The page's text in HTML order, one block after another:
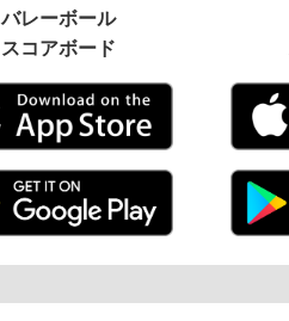
バレーボール
スコアボード